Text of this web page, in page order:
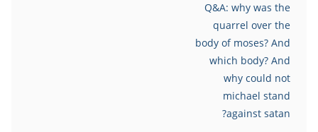
Q&A: why was the
quarrel over the
body of moses? And
which body? And
why could not
michael stand
against satan?